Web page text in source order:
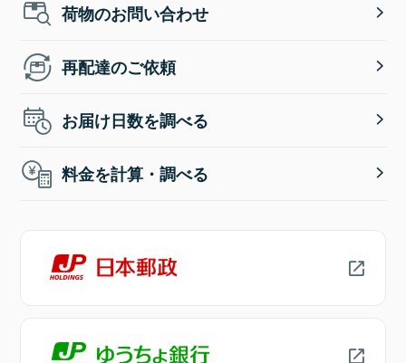
荷物のお問い合わせ
再配達のご依頼
お届け日数を調べる
料金を計算・調べる